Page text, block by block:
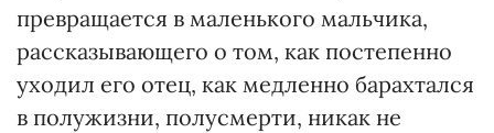
превращается в маленького мальчика,
рассказывающего о том, как постепенно
уходил его отец, как медленно барахтался
в полужизни, полусмерти, никак не